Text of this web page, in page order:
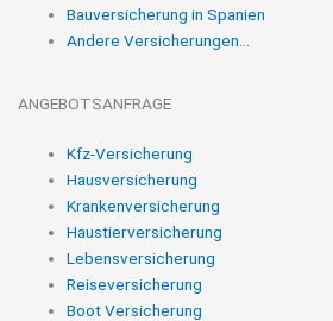
Bauversicherung in Spanien
Andere Versicherungen...
ANGEBOTSANFRAGE
Kfz-Versicherung
Hausversicherung
Krankenversicherung
Haustierversicherung
Lebensversicherung
Reiseversicherung
Boot Versicherung